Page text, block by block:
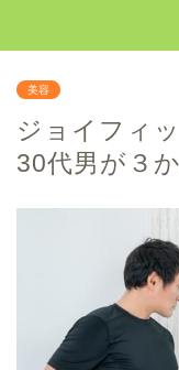
美容
ジョイフィ
30代男が３